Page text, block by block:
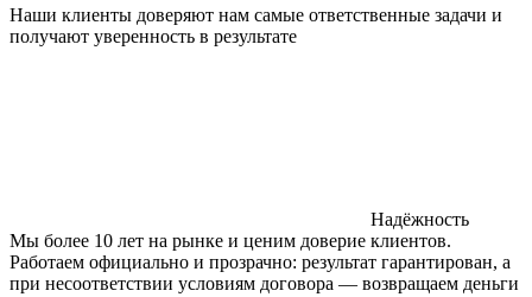
Наши клиенты доверяют нам самые ответственные задачи и
получают уверенность в результате
Надёжность
Мы более 10 лет на рынке и ценим доверие клиентов.
Работаем официально и прозрачно: результат гарантирован, а
при несоответствии условиям договора — возвращаем деньги